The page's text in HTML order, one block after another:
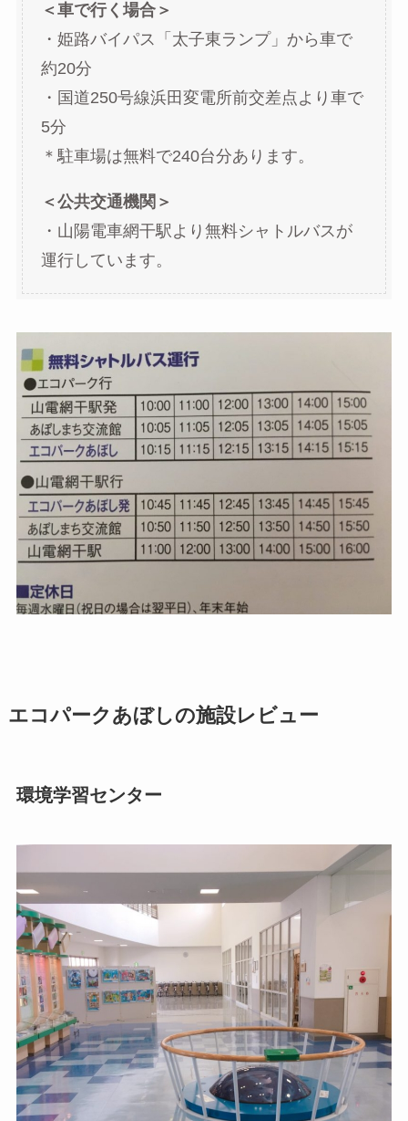
＜車で行く場合＞
・姫路バイパス「太子東ランプ」から車で
約20分
・国道250号線浜田変電所前交差点より車で
5分
＊駐車場は無料で240台分あります。
＜公共交通機関＞
・山陽電車網干駅より無料シャトルバスが
運行しています。
エコパークあぼしの施設レビュー
環境学習センター